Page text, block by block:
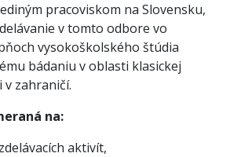
pracoviskom na Slovensku,
v tomto odbore vo
vysokoškolského štúdia
bádaniu v oblasti klasickej
v zahraničí.
na:
aktivít,